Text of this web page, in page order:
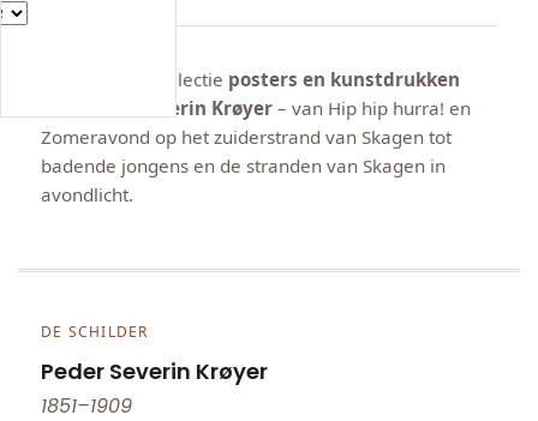
Ontdek onze collectie posters en kunstdrukken
van Peder Severin Krøyer – van Hip hip hurra! en
Zomeravond op het zuiderstrand van Skagen tot
badende jongens en de stranden van Skagen in
avondlicht.
DE SCHILDER
Peder Severin Krøyer
1851–1909